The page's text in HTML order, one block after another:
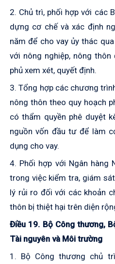
2. Chủ trì, phối hợp với các
dựng cơ chế và xác định
năm để cho vay ủy thác
với nông nghiệp, nông
phủ xem xét, quyết định.
3. Tổng hợp các chương
nông thôn theo quy hoạch
có thẩm quyền phê duyệt
nguồn vốn đầu tư để làm
dụng cho vay.
4. Phối hợp với Ngân hàng
trong việc kiểm tra, giám
lý rủi ro đối với các khoản
thôn bị thiệt hại trên diện
Điều 19. Bộ Công thương,
Tài nguyên và Môi trường
1. Bộ Công thương chủ